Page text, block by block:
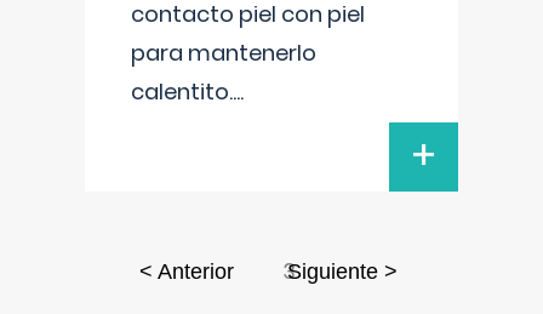
contacto piel con piel
para mantenerlo
calentito....
+
< Anterior 3Siguiente >